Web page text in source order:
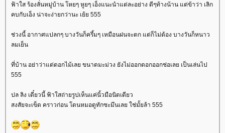
ฟ้าใส ร้องลั่นหมู่บ้าน โหยๆ หูยๆ เอ็งแนะนำแต่ละอย่าง ดีๆท้างน้าน แต่ข้าว่า เลิก
คบกับเอ็ง น่าจะง่ายกว่านะ เย้ย 555
ช่วงนี้ อากาศแปลกๆ บางวันก็ครึ้มๆ เหมือนฝนจะตก แต่ก็ไม่ต้อง บางวันก็หนาว
ลมเย็น
ที่บ้าน อย่าว่าแต่ดอกไม้เลย ขนาดมะม่วง ยังไม่ออกดอกออกช่อเลย เป็นเล่นไป
555
ปล ลิง เดี๋ยวนี้ ฟ้าใสถ่ายรูปเห็นแค่นิ้วมือนิดเดียว
สงสัยจะเข็ด คราวก่อน โดนหมอดูทักซะมึนเลย ใช่มั้ยล้า 555